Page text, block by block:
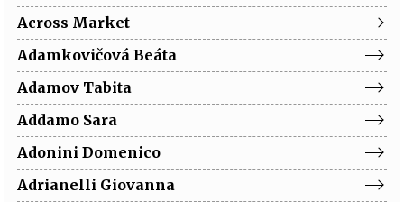
Across Market
Adamkovičová Beáta
Adamov Tabita
Addamo Sara
AdoniniDomenico
Adrianelli Giovanna